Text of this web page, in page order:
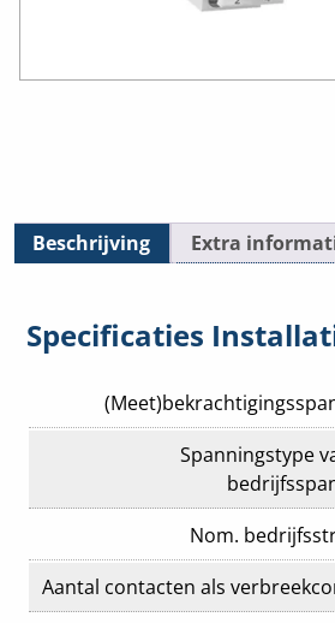
Beschrijving Extra
Specificaties
Spanningstype
Nom.
Aantal contacten als